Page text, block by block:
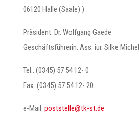
06120 Halle (Saale) )
Präsident: Dr. Wolfgang Gaede
Geschäftsführerin: Ass. iur. Silke Michel
Tel.: (0345) 57 54 12- 0
Fax: (0345) 57 54 12- 20
e-Mail: ed.ts-kt
@elletstsop